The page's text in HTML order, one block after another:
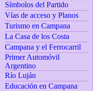
Símbolos del Partido
Vías de acceso y Planos
Turismo en Campana
La Casa de los Costa
Campana y el Ferrocarril
Primer Automóvil
Argentino
Río Luján
Educación en Campana